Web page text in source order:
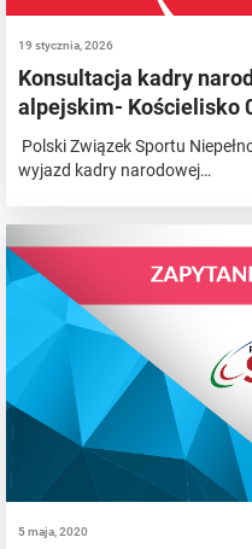
19 stycznia, 2026
Konsultacja kadry
alpejskim- Kościelisko
Polski Związek Sportu
wyjazd kadry narodowej…
5 maja, 2020